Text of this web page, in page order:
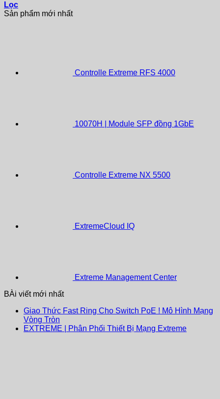
Lọc
Sản phẩm mới nhất
Controlle Extreme RFS 4000
10070H | Module SFP đồng 1GbE
Controlle Extreme NX 5500
ExtremeCloud IQ
Extreme Management Center
BÀi viết mới nhất
Giao Thức Fast Ring Cho Switch PoE ! Mô Hình Mạng
Vòng Tròn
EXTREME | Phân Phối Thiết Bị Mạng Extreme